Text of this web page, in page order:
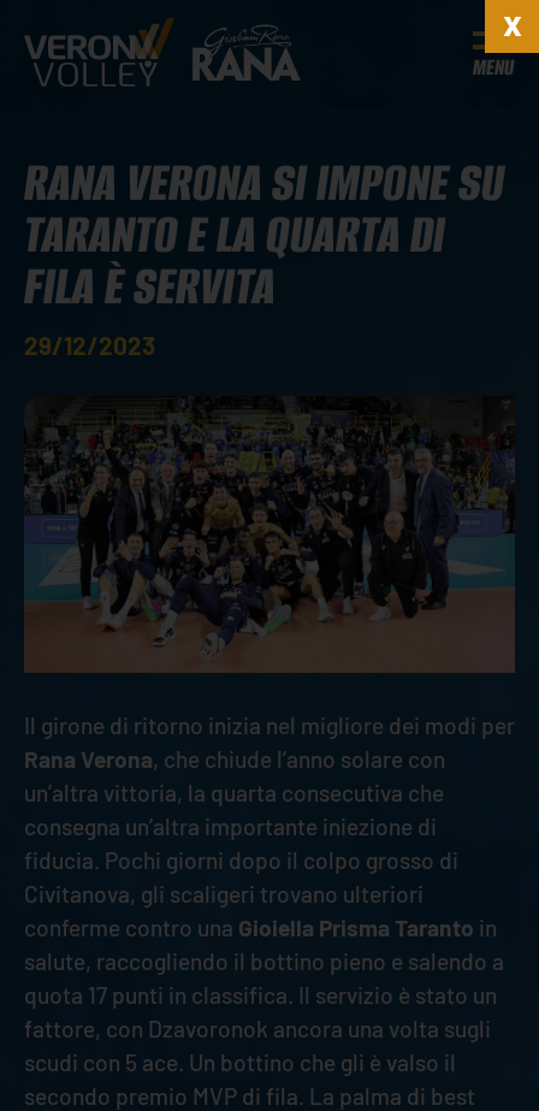
MENU
RANA VERONA SI IMPONE SU
TARANTO E LA QUARTA DI
FILA È SERVITA
29/12/2023
Il girone di ritorno inizia nel migliore dei modi per
Rana Verona, che chiude l’anno solare con
un’altra vittoria, la quarta consecutiva che
consegna un’altra importante iniezione di
fiducia. Pochi giorni dopo il colpo grosso di
Civitanova, gli scaligeri trovano ulteriori
conferme contro una Gioiella Prisma Taranto in
salute, raccogliendo il bottino pieno e salendo a
quota 17 punti in classifica. Il servizio è stato un
fattore, con Dzavoronok ancora una volta sugli
scudi con 5 ace. Un bottino che gli è valso il
secondo premio MVP di fila. La palma di best